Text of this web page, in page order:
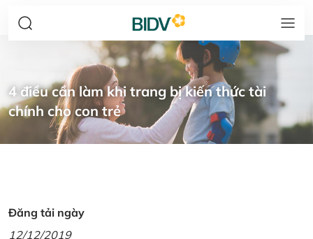
4 điều cần làm khi trang bị kiến thức tài
chính cho con trẻ
Đăng tải ngày
12/12/2019